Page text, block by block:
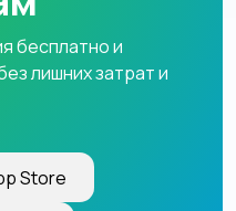
бесплатно и
лишних затрат и
Store